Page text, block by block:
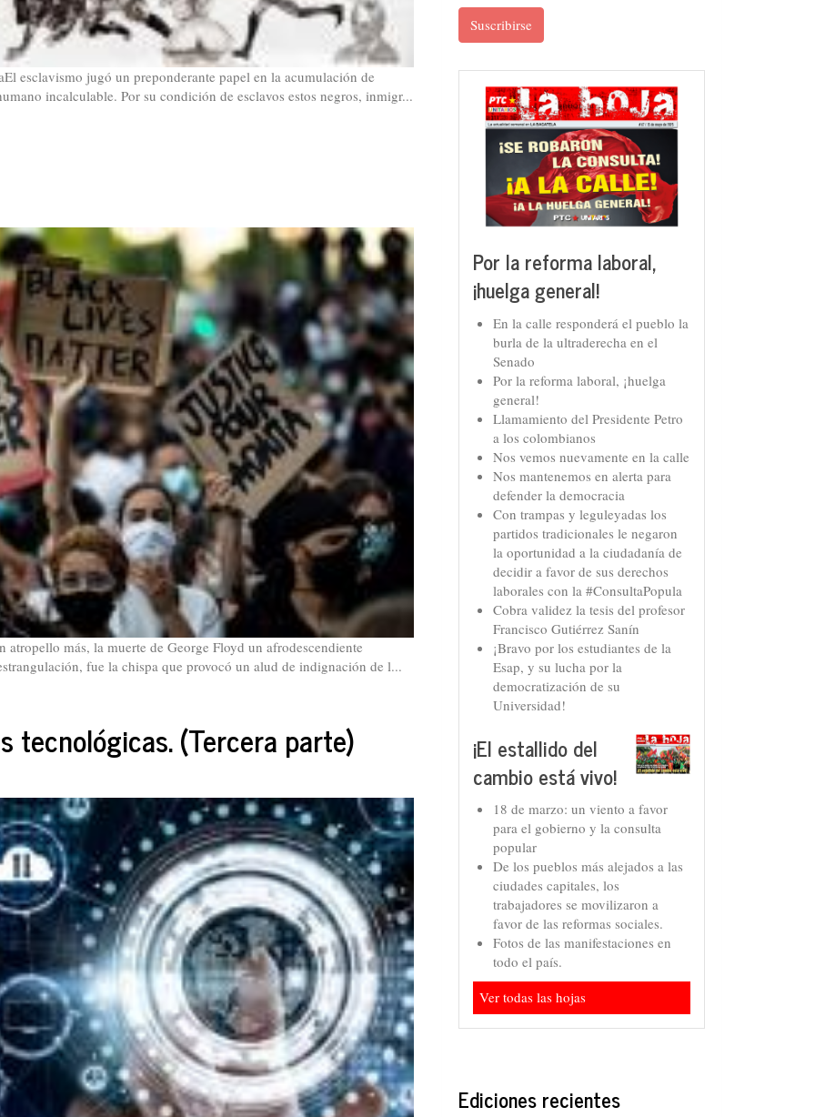
esclavismo jugó un preponderante papel en la acumulación de
incalculable. Por su condición de esclavos estos negros, inmigr...
más, la muerte de George Floyd un afrodescendiente
fue la chispa que provocó un alud de indignación de l...
tecnológicas. (Tercera parte)
Suscribirse
Por la reforma laboral,
¡huelga general!
En la calle responderá el pueblo la
burla de la ultraderecha en el
Senado
Por la reforma laboral, ¡huelga
general!
Llamamiento del Presidente Petro
a los colombianos
Nos vemos nuevamente en la calle
Nos mantenemos en alerta para
defender la democracia
Con trampas y leguleyadas los
partidos tradicionales le negaron
la oportunidad a la ciudadanía de
decidir a favor de sus derechos
laborales con la #ConsultaPopula
Cobra validez la tesis del profesor
Francisco Gutiérrez Sanín
¡Bravo por los estudiantes de la
Esap, y su lucha por la
democratización de su
Universidad!
¡El estallido del
cambio está vivo!
18 de marzo: un viento a favor
para el gobierno y la consulta
popular
De los pueblos más alejados a las
ciudades capitales, los
trabajadores se movilizaron a
favor de las reformas sociales.
Fotos de las manifestaciones en
todo el país.
Ver todas las hojas
Ediciones recientes